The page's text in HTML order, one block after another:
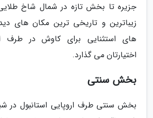
جزیره تا بخش تازه در شمال شاخ
زیباترین و تاریخی ترین مکان های
های استثنایی برای کاوش در طرف
اختیارتان می گذارد.
بخش سنتی
بخش سنتی طرف اروپایی استانبول در